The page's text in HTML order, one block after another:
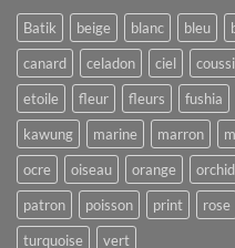
Batik beige blanc bleu
canard
celadon ciel
etoile
fleur fleurs fushia
kawung
marine marron
ocre
oiseau orange
patron
poisson print rose
turquoise
vert